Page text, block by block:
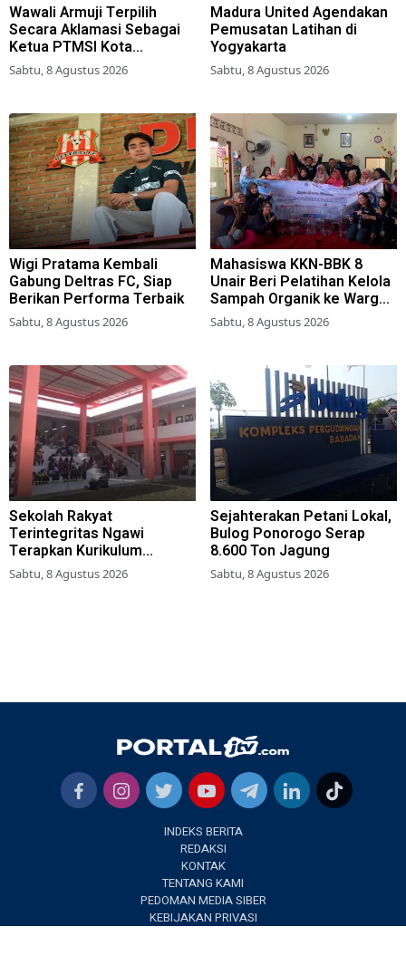
Wawali Armuji Terpilih
Secara Aklamasi Sebagai
Ketua PTMSI Kota
Surabaya
Sabtu, 8 Agustus 2026
Madura United Agendakan
Pemusatan Latihan di
Yogyakarta
Sabtu, 8 Agustus 2026
Wigi Pratama Kembali
Gabung Deltras FC, Siap
Berikan Performa Terbaik
Sabtu, 8 Agustus 2026
Mahasiswa KKN-BBK 8
Unair Beri Pelatihan Kelola
Sampah Organik ke Warga
Simokerto Surabaya
Sabtu, 8 Agustus 2026
Sekolah Rakyat
Terintegritas Ngawi
Terapkan Kurikulum
Berbasis Asrama
Sabtu, 8 Agustus 2026
Sejahterakan Petani Lokal,
Bulog Ponorogo Serap
8.600 Ton Jagung
Sabtu, 8 Agustus 2026
INDEKS BERITA
REDAKSI
KONTAK
TENTANG KAMI
PEDOMAN MEDIA SIBER
KEBIJAKAN PRIVASI